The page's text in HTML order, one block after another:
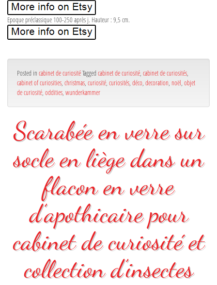
Epoque préclassique 100-250 après j. Hauteur : 9,5 cm.
Posted in cabinet de curiositéTagged cabinet de curiosité, cabinet de curiosités,
cabinet of curiosities, christmas, curiosité, curiosités, déco, decoration, noël, objet
de curiosité, oddities, wunderkammer
Scarabée en verre sur
socle en liège dans un
flacon en verre
d’apothicaire pour
cabinet de curiosité et
collection d’insectes